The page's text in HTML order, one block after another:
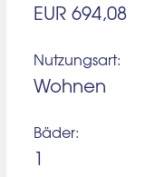
EUR 694,08
Nutzungsart:
Wohnen
Bäder:
1